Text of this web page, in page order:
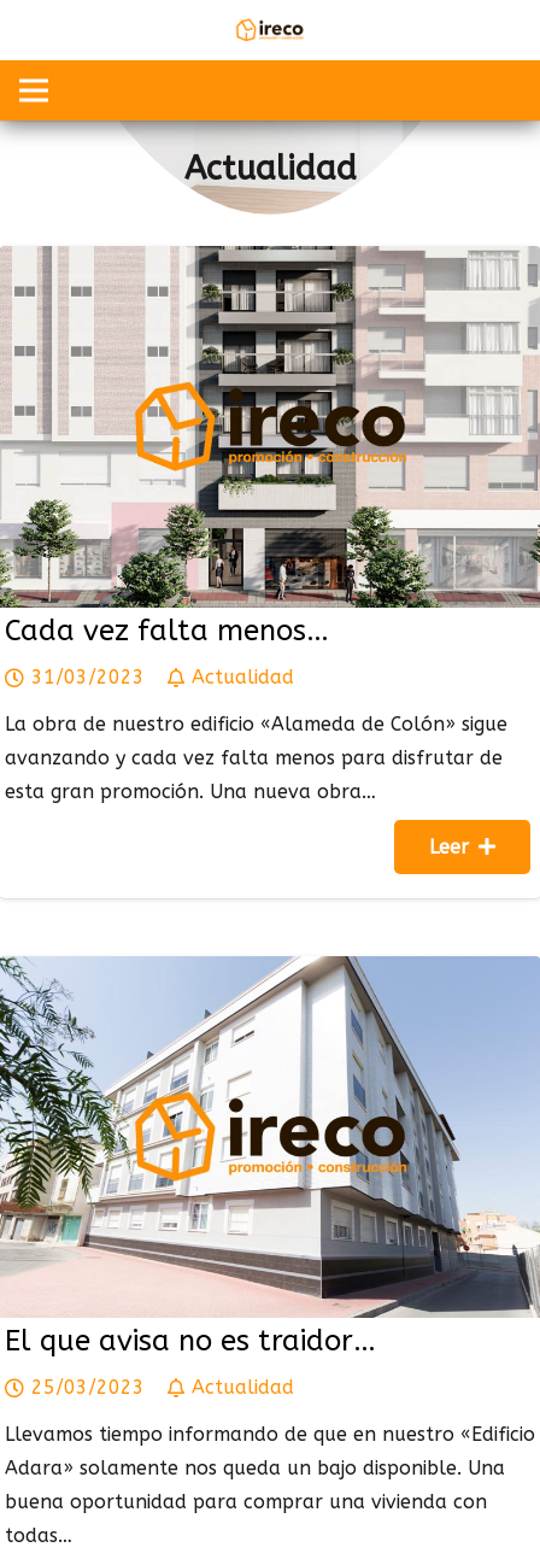
Actualidad
Cada vez falta menos…
31/03/2023 Actualidad
La obra de nuestro edificio «Alameda de Colón» sigue
avanzando y cada vez falta menos para disfrutar de
esta gran promoción. Una nueva obra…
Leer
El que avisa no es traidor…
25/03/2023 Actualidad
Llevamos tiempo informando de que en nuestro «Edificio
Adara» solamente nos queda un bajo disponible. Una
buena oportunidad para comprar una vivienda con
todas…